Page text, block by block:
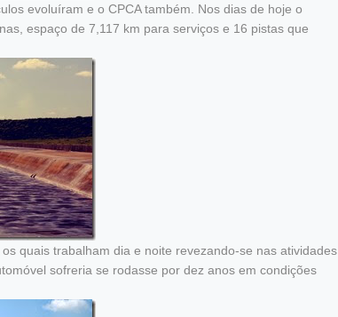
evoluíram e o CPCA também. Nos dias de hoje o
espaço de 7,117 km para serviços e 16 pistas que
quais trabalham dia e noite revezando-se nas atividades
sofreria se rodasse por dez anos em condições